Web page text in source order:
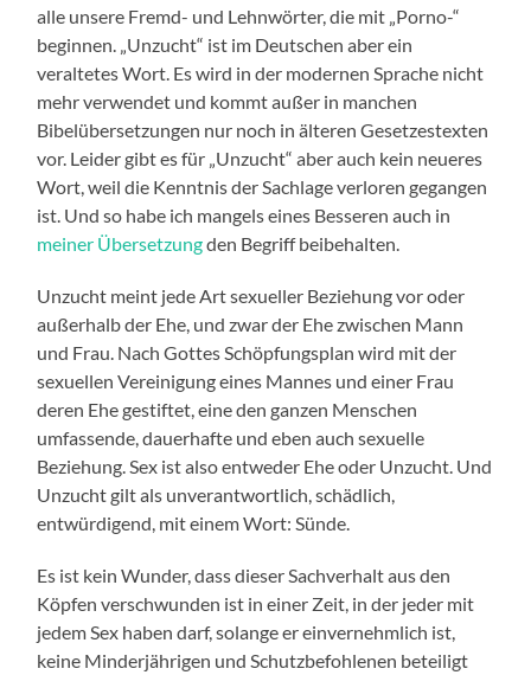
alle unsere Fremd- und Lehnwörter, die mit „Porno-“
beginnen. „Unzucht“ ist im Deutschen aber ein
veraltetes Wort. Es wird in der modernen Sprache nicht
mehr verwendet und kommt außer in manchen
Bibelübersetzungen nur noch in älteren Gesetzestexten
vor. Leider gibt es für „Unzucht“ aber auch kein neueres
Wort, weil die Kenntnis der Sachlage verloren gegangen
ist. Und so habe ich mangels eines Besseren auch in
meiner Übersetzungden Begriff beibehalten.
Unzucht meint jede Art sexueller Beziehung vor oder
außerhalb der Ehe, und zwar der Ehe zwischen Mann
und Frau. Nach Gottes Schöpfungsplan wird mit der
sexuellen Vereinigung eines Mannes und einer Frau
deren Ehe gestiftet, eine den ganzen Menschen
umfassende, dauerhafte und eben auch sexuelle
Beziehung. Sex ist also entweder Ehe oder Unzucht. Und
Unzucht gilt als unverantwortlich, schädlich,
entwürdigend, mit einem Wort: Sünde.
Es ist kein Wunder, dass dieser Sachverhalt aus den
Köpfen verschwunden ist in einer Zeit, in der jeder mit
jedem Sex haben darf, solange er einvernehmlich ist,
keine Minderjährigen und Schutzbefohlenen beteiligt